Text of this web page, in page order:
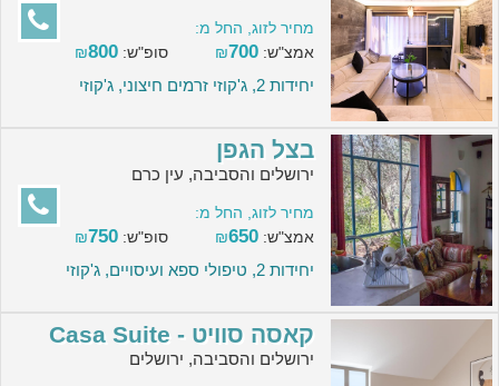
מחיר לזוג, החל מ:
אמצ"ש:
₪700 סופ"ש: ₪800
יחידות 2, ג'קוזי זרמים חיצוני, ג'קוזי
בצל הגפן
ירושלים והסביבה, עין כרם
מחיר לזוג, החל מ:
אמצ"ש:
₪650 סופ"ש: ₪750
יחידות 2, טיפולי ספא ועיסויים, ג'קוזי
קאסה סוויט - Casa Suite
ירושלים והסביבה, ירושלים